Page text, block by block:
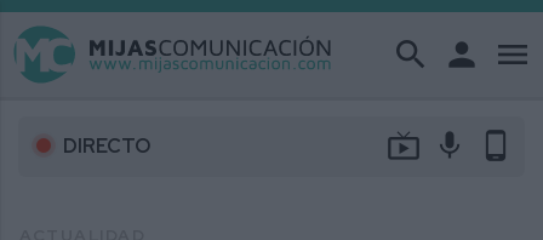
search person menu
DIRECTO live_tv mic phone_android